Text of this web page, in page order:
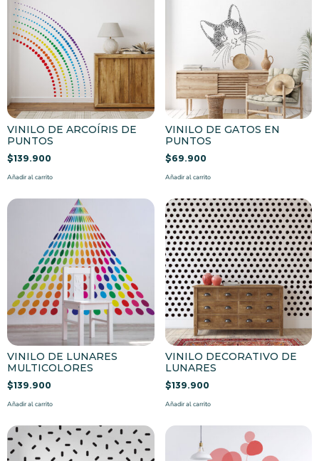
VINILO DE ARCOÍRIS DE
PUNTOS
$139.900
Añadir al carrito
VINILO DE GATOS EN
PUNTOS
$69.900
Añadir al carrito
VINILO DE LUNARES
MULTICOLORES
$139.900
Añadir al carrito
VINILO DECORATIVO DE
LUNARES
$139.900
Añadir al carrito